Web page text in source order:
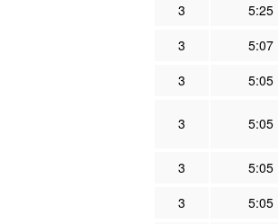
3
5:25
3
5:07
3
5:05
3 5:05
3
5:05
3
5:05